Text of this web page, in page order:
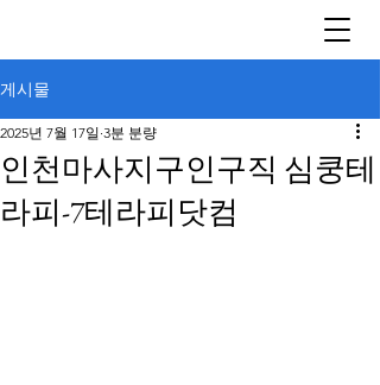
게시물
인천마사지구인구직 심쿵테
라피-7테라피닷컴
2025년 7월 17일 3분 분량